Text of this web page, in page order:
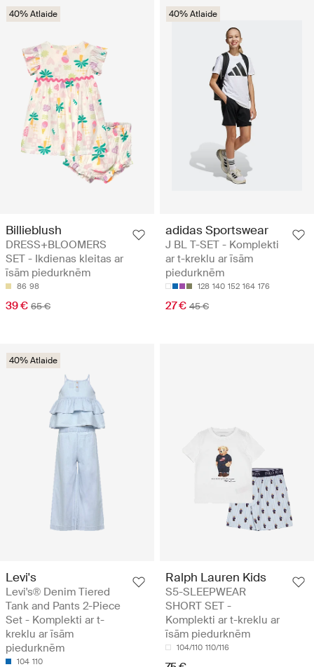
40% Atlaide
Billieblush
DRESS+BLOOMERS
SET - Ikdienas kleitas ar
īsām piedurknēm
86 98
39 € 65 €
40% Atlaide
adidas Sportswear
J BL T-SET - Komplekti
ar t-kreklu ar īsām
piedurknēm
128 140 152 164 176
27 € 45 €
40% Atlaide
Levi's
Levi's® Denim Tiered
Tank and Pants 2-Piece
Set - Komplekti ar t-
kreklu ar īsām
piedurknēm
104 110
Ralph Lauren Kids
S5-SLEEPWEAR
SHORT SET -
Komplekti ar t-kreklu ar
īsām piedurknēm
104/110 110/116